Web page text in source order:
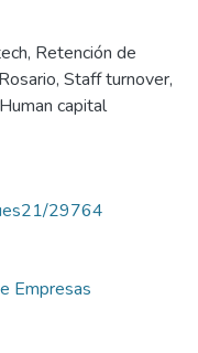
, Retención de
Rosario, Staff turnover,
Human capital
29764
Empresas